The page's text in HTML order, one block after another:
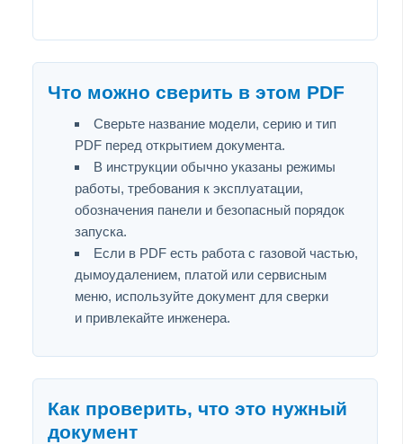
Что можно сверить в этом PDF
Сверьте название модели, серию и тип
PDF перед открытием документа.
В инструкции обычно указаны режимы
работы, требования к эксплуатации,
обозначения панели и безопасный порядок
запуска.
Если в PDF есть работа с газовой частью,
дымоудалением, платой или сервисным
меню, используйте документ для сверки
и привлекайте инженера.
Как проверить, что это нужный
документ